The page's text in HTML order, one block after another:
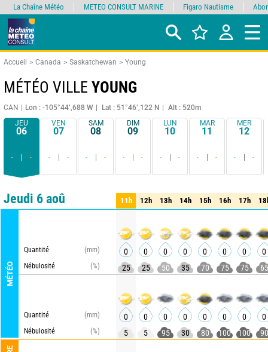
Accueil Canada Saskatchewan Young
MÉTÉO VILLE YOUNG
CAN Lon : -105°44’,688 W Lat : 51°46’,122 N
Alt : 520m
JEU
06
- -
VEN
07
- -
SAM
08
- -
DIM
09
- -
LUN
10
- -
MAR
11
- -
MER
12
- -
Comparateur détaillé synthétique
Jeudi 6 aoû
MÉTÉO
Quantité
(mm)
Nébulosité
(%)
Quantité
(mm)
Nébulosité
(%)
11h 12h 13h 14h 15h 16h 17h
11h 12h 13h 14h 15h 16h 17h
0 0 0 0 0 0 0
0
25
25 50 35 70 75 75 65
0 0 0 0 0 0 0
0
5
5 95 30 80 100 100 90
La Chaîne Météo METEO CONSULT MARINE Figaro Nautisme